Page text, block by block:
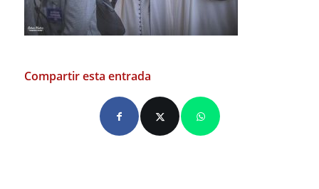
Compartir esta entrada